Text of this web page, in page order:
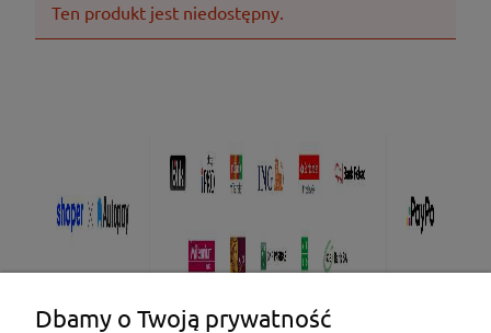
Ten produkt jest niedostępny.
Dbamy o Twoją prywatność